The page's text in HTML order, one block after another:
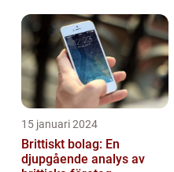
15 januari 2024
Brittiskt bolag: En
djupgående analys av